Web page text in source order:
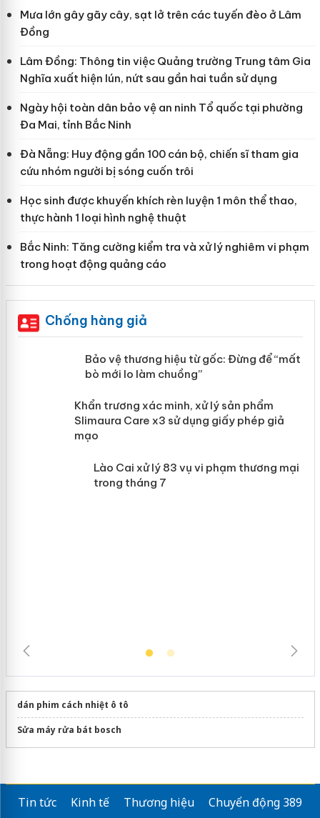
Mưa lớn gây gãy cây, sạt lở trên các tuyến đèo ở Lâm
Đồng
Lâm Đồng: Thông tin việc Quảng trường Trung tâm Gia
Nghĩa xuất hiện lún, nứt sau gần hai tuần sử dụng
Ngày hội toàn dân bảo vệ an ninh Tổ quốc tại phường
Đa Mai, tỉnh Bắc Ninh
Đà Nẵng: Huy động gần 100 cán bộ, chiến sĩ tham gia
cứu nhóm người bị sóng cuốn trôi
Học sinh được khuyến khích rèn luyện 1 môn thể thao,
thực hành 1 loại hình nghệ thuật
Bắc Ninh: Tăng cường kiểm tra và xử lý nghiêm vi phạm
trong hoạt động quảng cáo
Chống hàng giả
Bảo vệ thương hiệu từ gốc: Đừng để
“mất bò mới lo làm chuồng”
Slimaura Care x3 sử dụng giấy phép giả
mạo
dán phim cách nhiệt ô tô
Sửa máy rửa bát bosch
Tin tức Kinh tế Thương hiệu
Chuyển động 389